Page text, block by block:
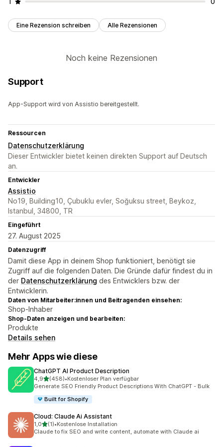
Eine Rezension schreiben Alle Rezensionen
Noch keine Rezensionen
Support
App-Support wird von Assistio bereitgestellt.
Ressourcen
Datenschutzerklärung
Dieser Entwickler bietet keinen direkten Support auf Deutsch
an.
Entwickler
Assistio
No19, Building10, Çubuklu evler, Soğuksu street, Beykoz,
Istanbul, 34800, TR
Eingeführt
27. August 2025
Datenzugriff
Damit diese App in deinem Shop funktioniert, benötigt sie
Zugriff auf die folgenden Daten. Die Gründe dafür findest du in
der Datenschutzerklärung des Entwicklers bzw. der
Entwicklerin.
Daten von Mitarbeiter:innen und Beitragenden einsehen:
Shop-Inhaber
Shop-Daten anzeigen und bearbeiten:
Produkte
Details sehen
Mehr Apps wie diese
ChatGPT AI Product Description
4,9von 5 Sternen
(458)
458 Rezensionen insgesamt
•Kostenloser Plan verfügbar
Generate SEO Friendly Product Descriptions With ChatGPT - Bulk
Built for Shopify
Cloud: Claude Ai Assistant
1,0von 5 Sternen
(1)
1 Rezensionen insgesamt
•Kostenlose Installation
Claude to fix SEO and write content, automate with Claude ai